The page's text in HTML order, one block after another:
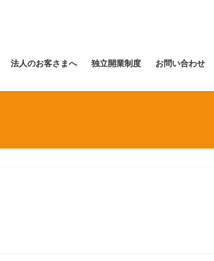
法人のお客さまへ 独立開業制度 お問い合わせ